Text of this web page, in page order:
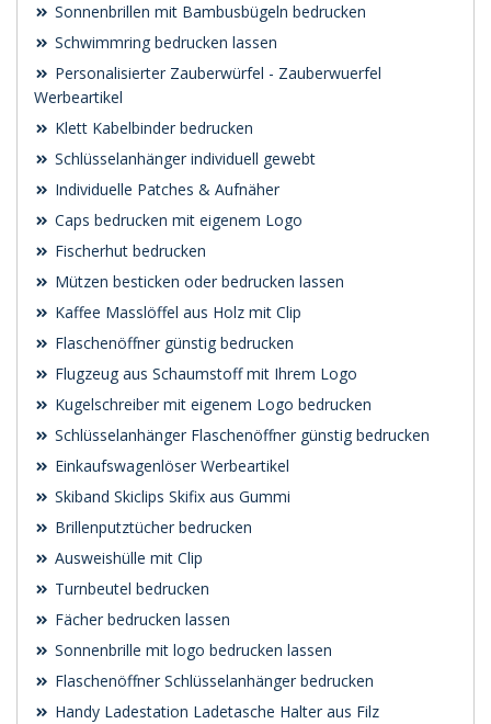
Sonnenbrillen mit Bambusbügeln bedrucken
Schwimmring bedrucken lassen
Personalisierter Zauberwürfel - Zauberwuerfel
Werbeartikel
Klett Kabelbinder bedrucken
Schlüsselanhänger individuell gewebt
Individuelle Patches & Aufnäher
Caps bedrucken mit eigenem Logo
Fischerhut bedrucken
Mützen besticken oder bedrucken lassen
Kaffee Masslöffel aus Holz mit Clip
Flaschenöffner günstig bedrucken
Flugzeug aus Schaumstoff mit Ihrem Logo
Kugelschreiber mit eigenem Logo bedrucken
Schlüsselanhänger Flaschenöffner günstig bedrucken
Einkaufswagenlöser Werbeartikel
Skiband Skiclips Skifix aus Gummi
Brillenputztücher bedrucken
Ausweishülle mit Clip
Turnbeutel bedrucken
Fächer bedrucken lassen
Sonnenbrille mit logo bedrucken lassen
Flaschenöffner Schlüsselanhänger bedrucken
Handy Ladestation Ladetasche Halter aus Filz